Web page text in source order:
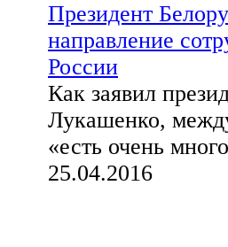
Президент
направление
России
Как заявил
Лукашенко,
«есть очень
25.04.2016